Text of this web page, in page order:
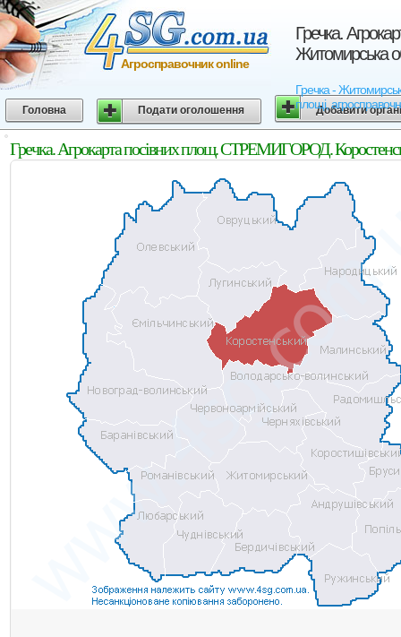
Гречка.
Житомирська
Гречка -
площі,
Агросправочник online
Головна Подати оголошення Добавити
Гречка. Агрокарта посівних площ. СТРЕМИГОРОД.